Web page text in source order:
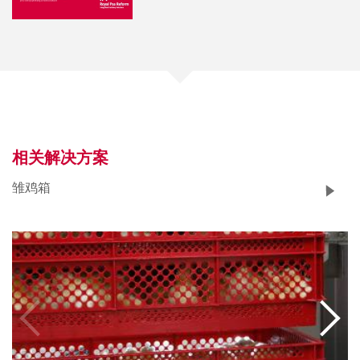
相关解决方案
雏鸡箱